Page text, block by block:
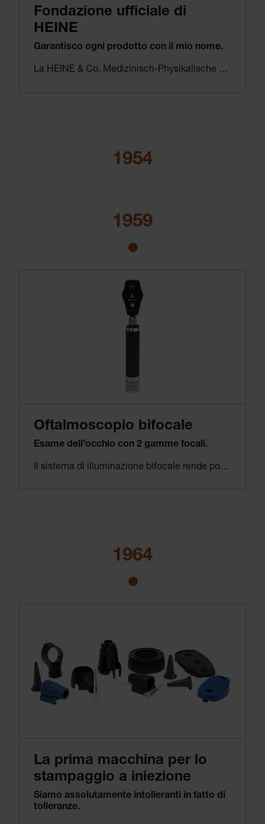
Fondazione ufficiale di
HEINE
Garantisco ogni prodotto con il mio nome.
La HEINE & Co. Medizinisch-Physikalische Werkstätten GmbH viene fondata ufficialmente nella città di Herrsching, in Germania. La produzione di otoscopi e oftalmoscopi diretti sulla base del design May è già in corso. Per supportare la giovane azienda con del lavoro aggiuntivo nei primi anni, tuttavia, HEINE produce anche prodotti per altre aziende, quali montature di prova per Rodenstock.
1954
1959
Oftalmoscopio bifocale
Esame dell’occhio con 2 gamme focali.
Il sistema di illuminazione bifocale rende possibili due immagini nitide del diaframma: sul fondo oculare (vale a dire la parte posteriore dell’occhio) o sulla parte anteriore dell’occhio del paziente. Per molti esami, questo è un grande vantaggio, ad esempio in presenza di lesioni della cornea, occhi secchi o malattie delle palpebre.
1964
La prima macchina per lo
stampaggio a iniezione
Siamo assolutamente intolleranti in fatto di
tolleranze.